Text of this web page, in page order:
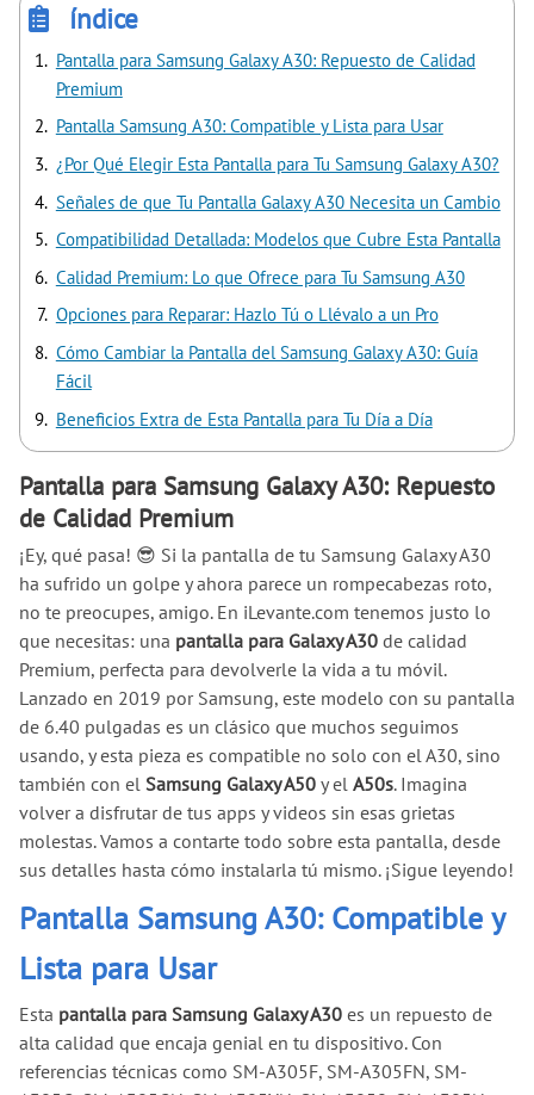
índice
Pantalla para Samsung Galaxy A30: Repuesto de Calidad
Premium
Pantalla Samsung A30: Compatible y Lista para Usar
¿Por Qué Elegir Esta Pantalla para Tu Samsung Galaxy A30?
Señales de que Tu Pantalla Galaxy A30 Necesita un Cambio
Compatibilidad Detallada: Modelos que Cubre Esta Pantalla
Calidad Premium: Lo que Ofrece para Tu Samsung A30
Opciones para Reparar: Hazlo Tú o Llévalo a un Pro
Cómo Cambiar la Pantalla del Samsung Galaxy A30: Guía
Fácil
Beneficios Extra de Esta Pantalla para Tu Día a Día
Pantalla para Samsung Galaxy A30: Repuesto
de Calidad Premium
¡Ey, qué pasa! 😎 Si la pantalla de tu Samsung Galaxy A30
ha sufrido un golpe y ahora parece un rompecabezas roto,
no te preocupes, amigo. En iLevante.com tenemos justo lo
que necesitas: una pantalla para Galaxy A30 de calidad
Premium, perfecta para devolverle la vida a tu móvil.
Lanzado en 2019 por Samsung, este modelo con su pantalla
de 6.40 pulgadas es un clásico que muchos seguimos
usando, y esta pieza es compatible no solo con el A30, sino
también con el Samsung Galaxy A50 y el A50s. Imagina
volver a disfrutar de tus apps y videos sin esas grietas
molestas. Vamos a contarte todo sobre esta pantalla, desde
sus detalles hasta cómo instalarla tú mismo. ¡Sigue leyendo!
Pantalla Samsung A30: Compatible y
Lista para Usar
Esta pantalla para Samsung Galaxy A30 es un repuesto de
alta calidad que encaja genial en tu dispositivo. Con
referencias técnicas como SM-A305F, SM-A305FN, SM-